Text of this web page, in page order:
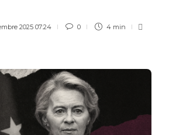
2025 07:24 0 4 min